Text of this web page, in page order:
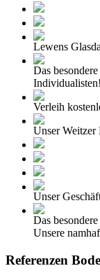
Lewens
Das
Individualisten!
Verleih
Unser Weitzer
Unser
Das
Unsere
Referenzen